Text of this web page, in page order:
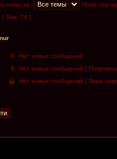
темы за:
Поле
[ Тем: 74 ]
Нет новых сообщений
Нет новых сообщений [
Нет новых сообщений [ Тема